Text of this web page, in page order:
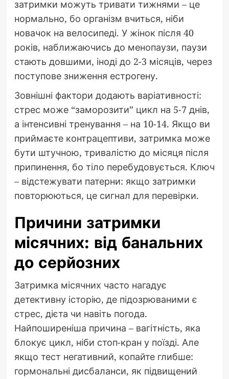
затримки можуть тривати тижнями – це
нормально, бо організм вчиться, ніби
новачок на велосипеді. У жінок після 40
років, наближаючись до менопаузи, паузи
стають довшими, іноді до 2-3 місяців, через
поступове зниження естрогену.
Зовнішні фактори додають варіативності:
стрес може “заморозити” цикл на 5-7 днів,
а інтенсивні тренування – на 10-14. Якщо ви
приймаєте контрацептиви, затримка може
бути штучною, тривалістю до місяця після
припинення, бо тіло перебудовується. Ключ
– відстежувати патерни: якщо затримки
повторюються, це сигнал для перевірки.
Причини затримки
місячних: від банальних
до серйозних
Затримка місячних часто нагадує
детективну історію, де підозрюваними є
стрес, дієта чи навіть погода.
Найпоширеніша причина – вагітність, яка
блокує цикл, ніби стоп-кран у поїзді. Але
якщо тест негативний, копайте глибше:
гормональні дисбаланси, як підвищений